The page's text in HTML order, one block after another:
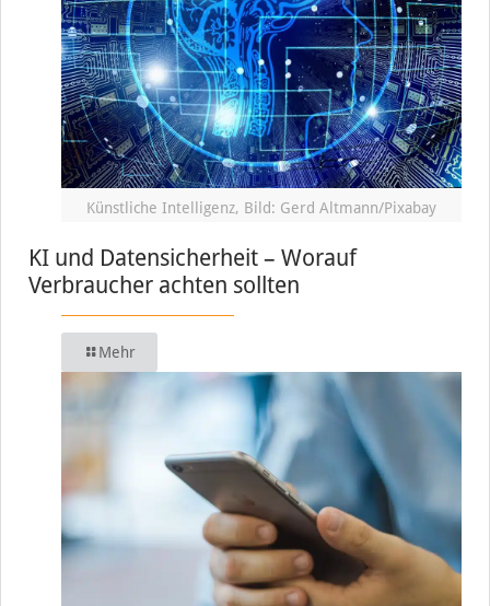
Künstliche Intelligenz, Bild: Gerd Altmann/Pixabay
KI und Datensicherheit – Worauf
Verbraucher achten sollten
Mehr